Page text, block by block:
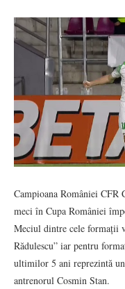
Campioana României CFR
meci în Cupa României
Meciul dintre cele formații
Rădulescu” iar pentru
ultimilor 5 ani reprezintă
antrenorul Cosmin Stan.